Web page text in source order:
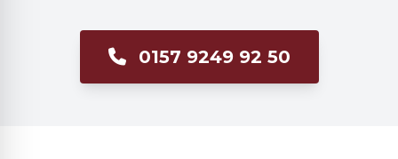
0157 9249 92 50